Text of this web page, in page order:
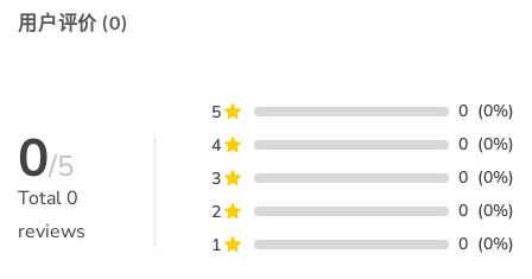
用户评价 (0)
0/5
Total0
reviews
5 0 (0%)
4
0 (0%)
3
0 (0%)
2
0 (0%)
1
0 (0%)